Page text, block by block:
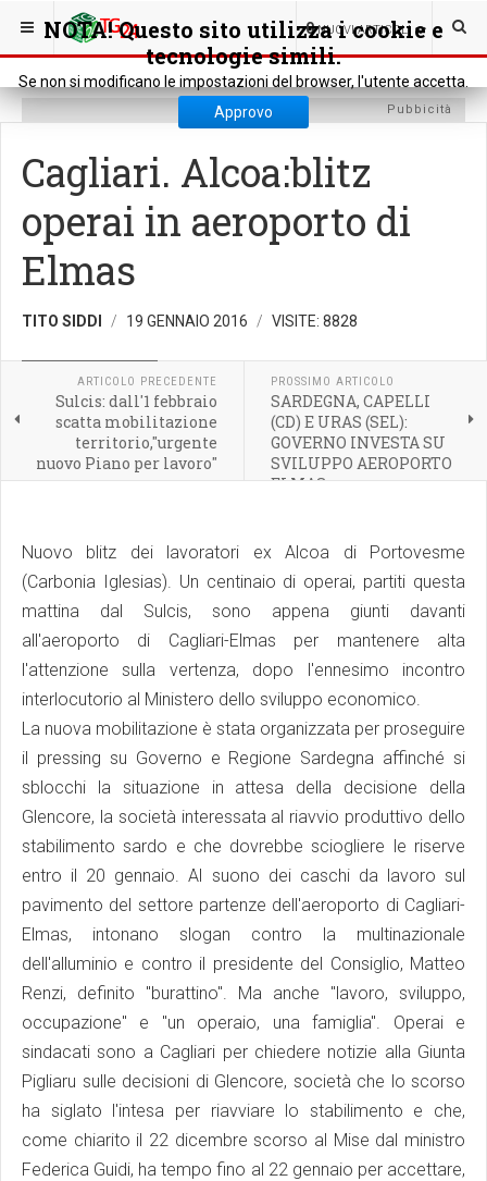
NOTA! Questo sito utilizza i cookie e
tecnologie simili.
Se non si modificano le impostazioni del browser, l'utente accetta.
Approvo
0 NUOVI ARTICOLI
SEI QUI: RASSEGNA STAMPA STAMPA REGIONALE
Pubbicità
Cagliari. Alcoa:blitz
operai in aeroporto di
Elmas
TITO SIDDI 19 GENNAIO 2016 VISITE: 8828
ARTICOLO PRECEDENTE
Sulcis: dall'1 febbraio
scatta mobilitazione
territorio,"urgente
nuovo Piano per lavoro"
PROSSIMO ARTICOLO
SARDEGNA, CAPELLI
(CD) E URAS (SEL):
GOVERNO INVESTA SU
SVILUPPO AEROPORTO
ELMAS
Nuovo blitz dei lavoratori ex Alcoa di Portovesme
(Carbonia Iglesias). Un centinaio di operai, partiti questa
mattina dal Sulcis, sono appena giunti davanti
all'aeroporto di Cagliari-Elmas per mantenere alta
l'attenzione sulla vertenza, dopo l'ennesimo incontro
interlocutorio al Ministero dello sviluppo economico.
La nuova mobilitazione è stata organizzata per proseguire
il pressing su Governo e Regione Sardegna affinché si
sblocchi la situazione in attesa della decisione della
Glencore, la società interessata al riavvio produttivo dello
stabilimento sardo e che dovrebbe sciogliere le riserve
entro il 20 gennaio. Al suono dei caschi da lavoro sul
pavimento del settore partenze dell'aeroporto di Cagliari-
Elmas, intonano slogan contro la multinazionale
dell'alluminio e contro il presidente del Consiglio, Matteo
Renzi, definito "burattino". Ma anche "lavoro, sviluppo,
occupazione" e "un operaio, una famiglia". Operai e
sindacati sono a Cagliari per chiedere notizie alla Giunta
Pigliaru sulle decisioni di Glencore, società che lo scorso
ha siglato l'intesa per riavviare lo stabilimento e che,
come chiarito il 22 dicembre scorso al Mise dal ministro
Federica Guidi, ha tempo fino al 22 gennaio per accettare,